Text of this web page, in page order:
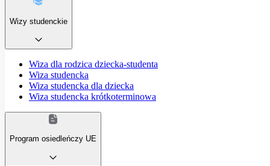
Wizy studenckie
Wiza dla rodzica dziecka-studenta
Wiza studencka
Wiza studencka dla dziecka
Wiza studencka krótkoterminowa
Program osiedleńczy UE